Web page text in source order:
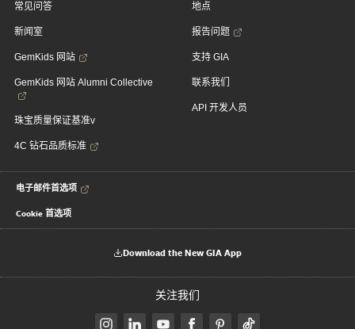
常见问答
新闻室
GemKids 网站
GemKids 网站 Alumni Collective
珠宝质量保证基准v
4C 钻石品质标准
地点
报告问题
支持 GIA
联系我们
API 开发人员
电子邮件首选项
Cookie 首选项
Download the New GIA App
关注我们